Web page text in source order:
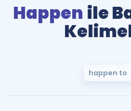
Happen ile
happen to